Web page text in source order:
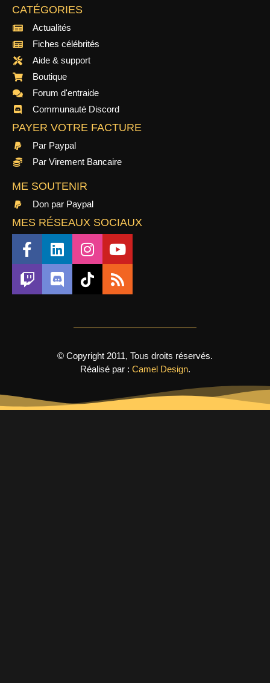
CATÉGORIES
Actualités
Fiches célébrités
Aide & support
Boutique
Forum d'entraide
Communauté Discord
PAYER VOTRE FACTURE
Par Paypal
Par Virement Bancaire
ME SOUTENIR
Don par Paypal
MES RÉSEAUX SOCIAUX
© Copyright 2011, Tous droits réservés.
Réalisé par : Camel Design.